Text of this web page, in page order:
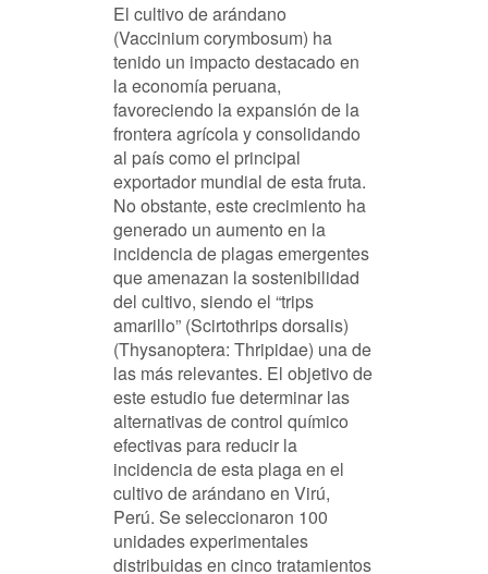
El cultivo de arándano
(Vaccinium corymbosum) ha
tenido un impacto destacado en
la economía peruana,
favoreciendo la expansión de la
frontera agrícola y consolidando
al país como el principal
exportador mundial de esta fruta.
No obstante, este crecimiento ha
generado un aumento en la
incidencia de plagas emergentes
que amenazan la sostenibilidad
del cultivo, siendo el “trips
amarillo” (Scirtothrips dorsalis)
(Thysanoptera: Thripidae) una de
las más relevantes. El objetivo de
este estudio fue determinar las
alternativas de control químico
efectivas para reducir la
incidencia de esta plaga en el
cultivo de arándano en Virú,
Perú. Se seleccionaron 100
unidades experimentales
distribuidas en cinco tratamientos